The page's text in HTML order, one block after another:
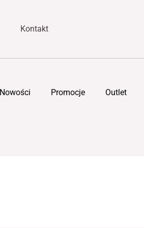
Kontakt
Nowości Promocje Outlet